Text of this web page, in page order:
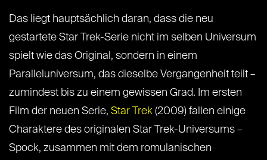
Das liegt hauptsächlich daran, dass die neu
gestartete Star Trek-Serie nicht im selben Universum
spielt wie das Original, sondern in einem
Paralleluniversum, das dieselbe Vergangenheit teilt –
zumindest bis zu einem gewissen Grad. Im ersten
Film der neuen Serie, Star Trek (2009) fallen einige
Charaktere des originalen Star Trek-Universums –
Spock, zusammen mit dem romulanischen